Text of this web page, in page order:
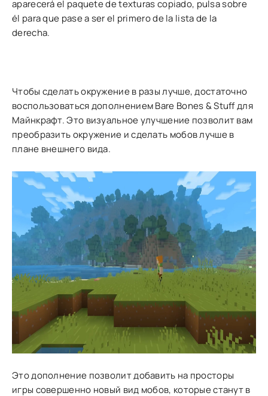
aparecerá el paquete de texturas copiado, pulsa sobre
él para que pase a ser el primero de la lista de la
derecha.
Чтобы сделать окружение в разы лучше, достаточно
воспользоваться дополнением Bare Bones & Stuff для
Майнкрафт. Это визуальное улучшение позволит вам
преобразить окружение и сделать мобов лучше в
плане внешнего вида.
Это дополнение позволит добавить на просторы
игры совершенно новый вид мобов, которые станут в